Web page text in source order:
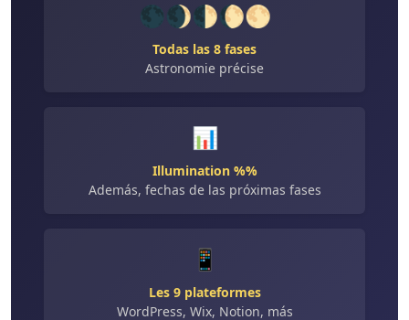
🌑🌒🌓🌔🌕
Todas las 8 fases
Astronomie précise
📊
Illumination %%
Además, fechas de las próximas fases
📱
Les 9 plateformes
WordPress, Wix, Notion, más